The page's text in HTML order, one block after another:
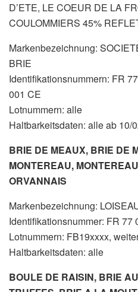
D’ETE, LE COEUR DE LA
COULOMMIERS 45%
Markenbezeichnung:
BRIE
Identifikationsnummern: FR
001 CE
Lotnummern: alle
Haltbarkeitsdaten: alle ab 10/
BRIE DE MEAUX, BRIE DE
MONTEREAU,
ORVANNAIS
Markenbezeichnung:
Identifikationsnummer: FR 77
Lotnummern: FB19xxxx,
Haltbarkeitsdaten: alle
BOULE DE RAISIN, BRIE